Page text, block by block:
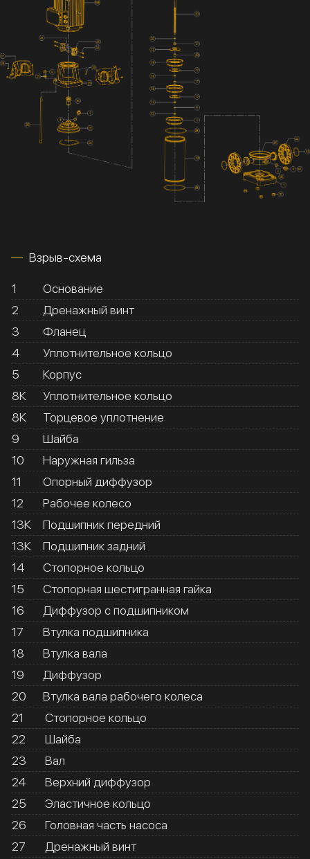
Взрыв-схема
1
Основание
2
Дренажный винт
3
Фланец
4
Уплотнительное кольцо
5
Корпус
8К
Уплотнительное кольцо
8К
Торцевое уплотнение
9
Шайба
10
Наружная гильза
11
Опорный диффузор
12
Рабочее колесо
13К
Подшипник передний
13К
Подшипник задний
14
Стопорное кольцо
15
Стопорная шестигранная гайка
16
Диффузор с подшипником
17
Втулка подшипника
18
Втулка вала
19
Диффузор
20
Втулка вала рабочего колеса
21
Стопорное кольцо
22
Шайба
23
Вал
24
Верхний диффузор
25
Эластичное кольцо
26
Головная часть насоса
27
Дренажный винт